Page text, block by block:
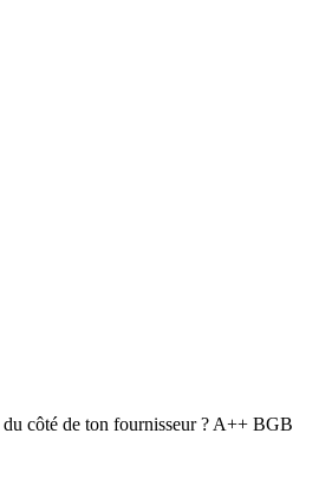
côté de ton fournisseur ? A++ BGB